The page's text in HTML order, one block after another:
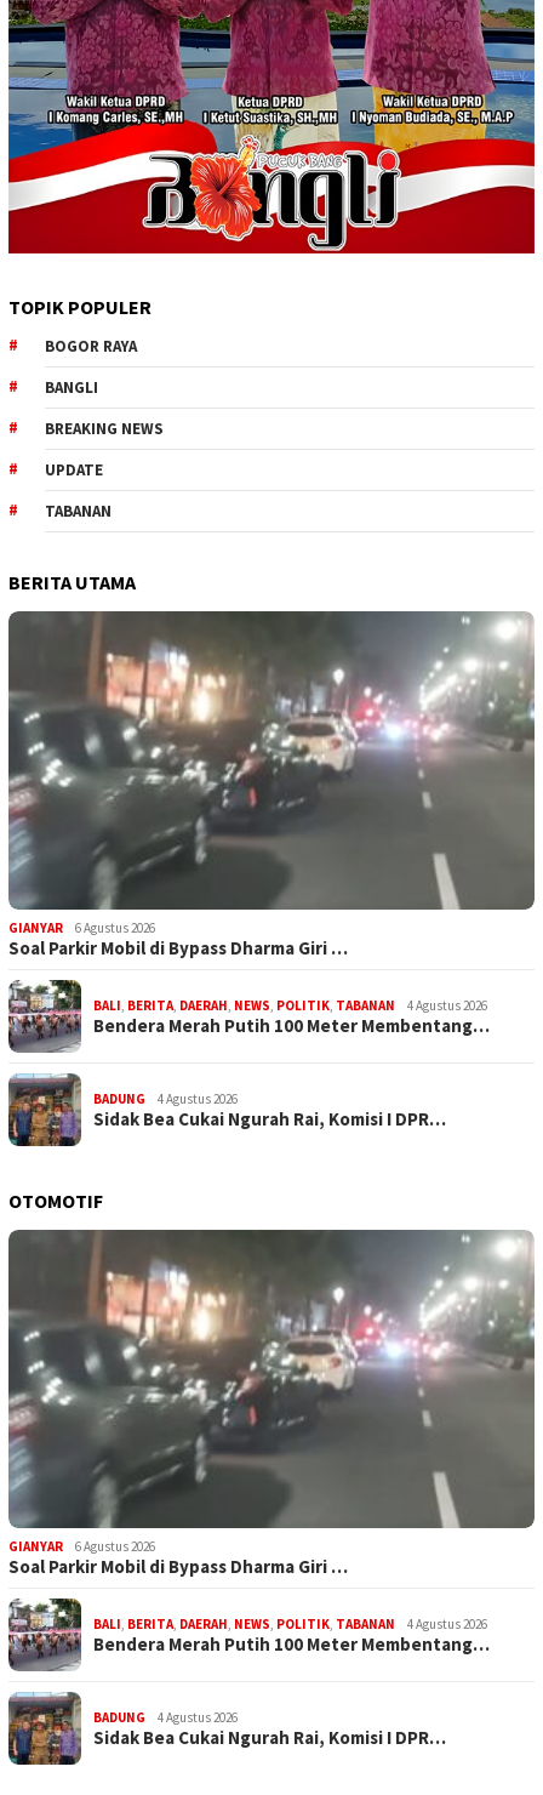
TOPIK POPULER
BOGOR RAYA
BANGLI
BREAKING NEWS
UPDATE
TABANAN
BERITA UTAMA
GIANYAR 6 Agustus 2026
Soal Parkir Mobil di Bypass Dharma Giri …
BALI, BERITA, DAERAH, NEWS, POLITIK, TABANAN 4 Agustus 2026
Bendera Merah Putih 100 Meter Membentang…
BADUNG 4 Agustus 2026
Sidak Bea Cukai Ngurah Rai, Komisi I DPR…
OTOMOTIF
GIANYAR 6 Agustus 2026
Soal Parkir Mobil di Bypass Dharma Giri …
BALI, BERITA, DAERAH, NEWS, POLITIK, TABANAN 4 Agustus 2026
Bendera Merah Putih 100 Meter Membentang…
BADUNG 4 Agustus 2026
Sidak Bea Cukai Ngurah Rai, Komisi I DPR…